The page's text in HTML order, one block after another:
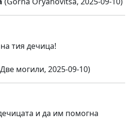
тия дечица!
могили, 2025-09-10)
и да им помогна